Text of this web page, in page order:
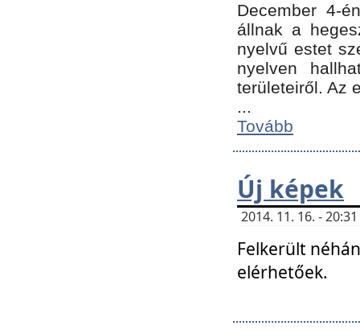
December 4-
állnak a
nyelvű estet
nyelven
területeiről. Az
...
Tovább
Új képek
2014. 11. 16. -
Felkerült
elérhetőek.